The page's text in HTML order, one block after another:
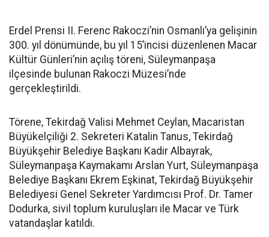
Erdel Prensi II. Ferenc Rakoczi’nin Osmanlı’ya gelişinin
300. yıl dönümünde, bu yıl 15’incisi düzenlenen Macar
Kültür Günleri’nin açılış töreni, Süleymanpaşa
ilçesinde bulunan Rakoczi Müzesi’nde
gerçekleştirildi.
Törene, Tekirdağ Valisi Mehmet Ceylan, Macaristan
Büyükelçiliği 2. Sekreteri Katalin Tanus, Tekirdağ
Büyükşehir Belediye Başkanı Kadir Albayrak,
Süleymanpaşa Kaymakamı Arslan Yurt, Süleymanpaşa
Belediye Başkanı Ekrem Eşkinat, Tekirdağ Büyükşehir
Belediyesi Genel Sekreter Yardımcısı Prof. Dr. Tamer
Dodurka, sivil toplum kuruluşları ile Macar ve Türk
vatandaşlar katıldı.